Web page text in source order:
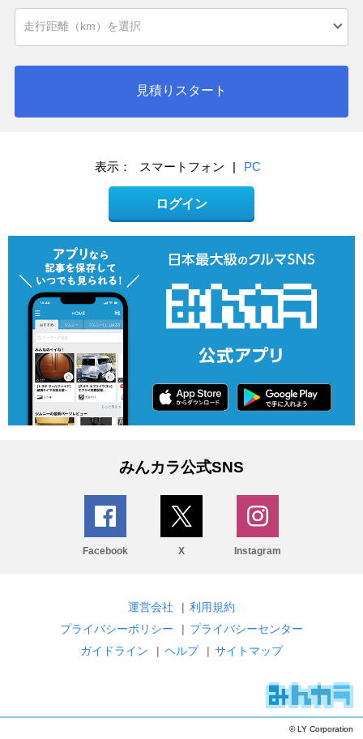
見積りスタート
表示： スマートフォン | PC
ログイン
みんカラ公式SNS
Facebook X Instagram
運営会社 | 利用規約
プライバシーポリシー
| プライバシーセンター
ガイドライン
| ヘルプ | サイトマップ
© LY Corporation